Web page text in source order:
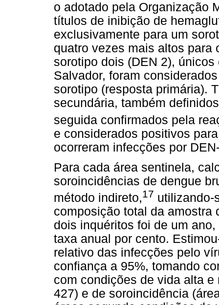
o adotado pela Organização
títulos de inibição de
exclusivamente para um
quatro vezes mais altos para
sorotipo dois (DEN 2),
Salvador, foram
sorotipo (resposta primária).
secundária, também
seguida confirmados pela
e considerados positivos
ocorreram infecções por
Para cada área sentinela,
soroincidências de dengue
método indireto,17 utilizando-
composição total da amostra
dois inquéritos foi de um
taxa anual por cento.
relativo das infecções pelo
confiança a 95%, tomando
com condições de vida alta
427) e de soroincidência